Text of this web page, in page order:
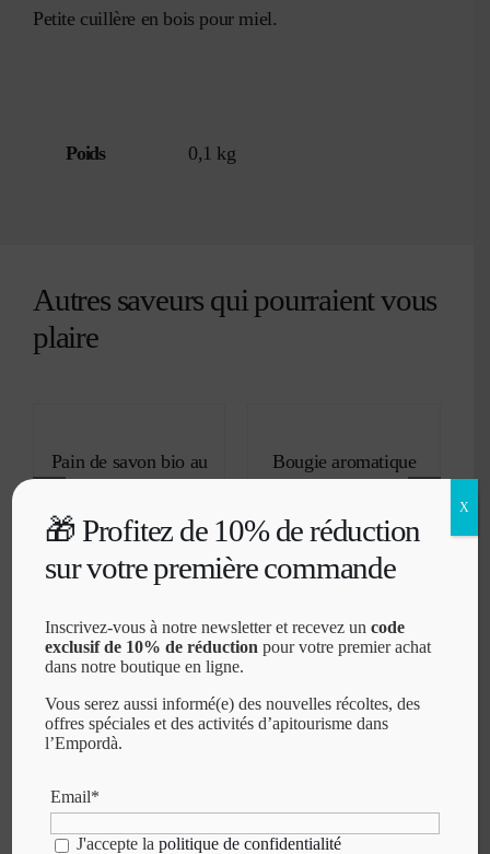
bois
Petite cuillère en bois pour miel.
Poids 0,1 kg
Autres saveurs qui pourraient vous
plaire
DÉTAILS
Pain de savon bio au
3,70€ IVA inc.
DÉTAILS
Bougie aromatique
14,80€ IVA inc.
BOUTIQUE
Miel Brut Bio
Miel Brut Crémeux
Posées
🎁 Profitez de 10% de réduction
sur votre première commande
Inscrivez-vous à notre newsletter et recevez uncode
exclusif de 10% de réduction pour votre premier achat
dans notre boutique en ligne.
Vous serez aussi informé(e) des nouvelles récoltes, des
offres spéciales et des activités d’apitourisme dans
l’Empordà.
Email*
J'accepte lapolitique de confidentialité
X